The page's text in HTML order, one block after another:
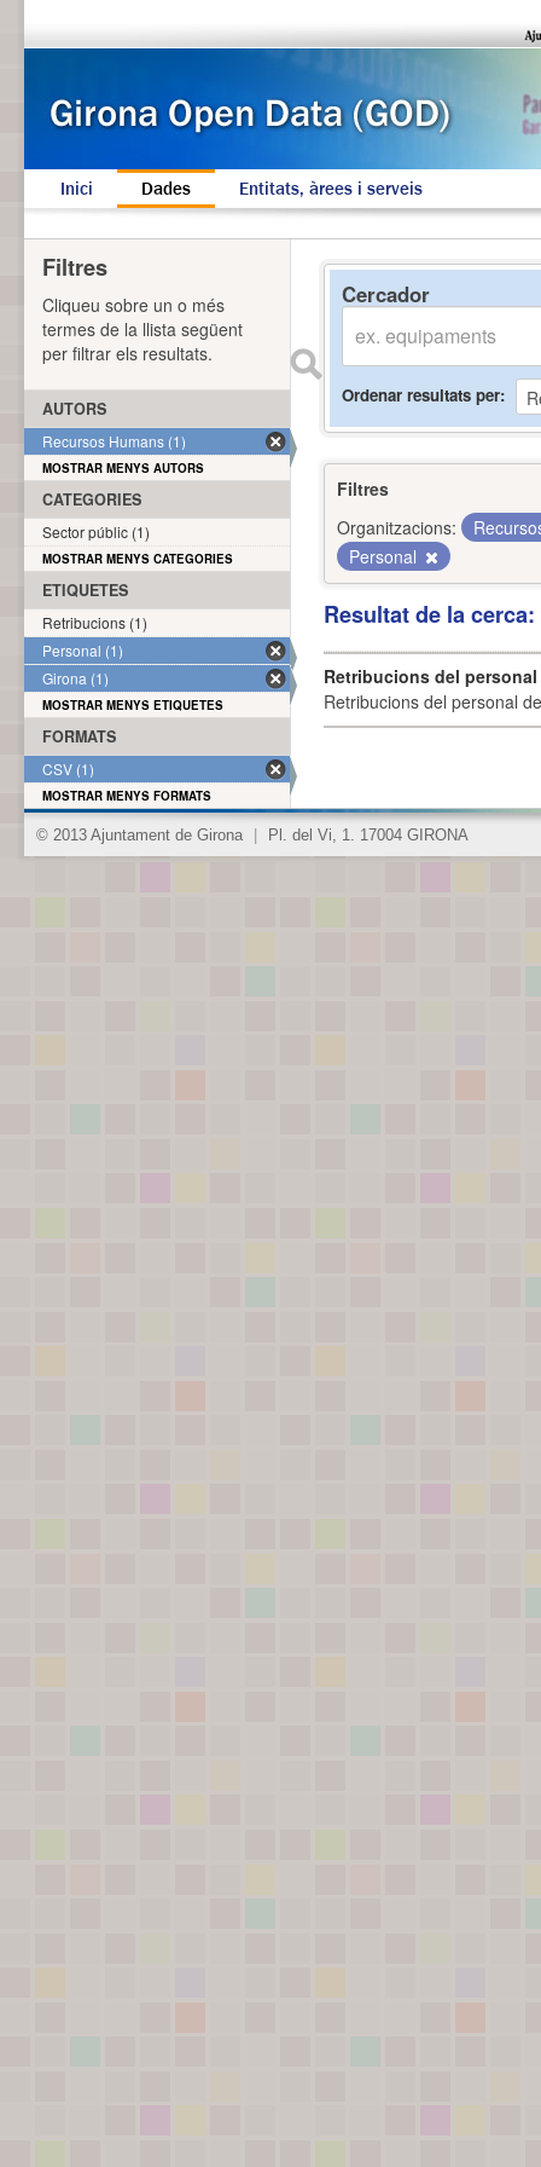
Inici Dades Entitats, àrees i serveis
Cercador
Ordenar resultats per
Filtres
Organitzacions:
Personal
Resultat de la
Retribucions del
Retribucions del personal
Filtres
Cliqueu sobre un o més
termes de la llista següent
per filtrar els resultats.
AUTORS
Recursos Humans (1)
MOSTRAR MENYS AUTORS
CATEGORIES
Sector públic (1)
MOSTRAR MENYS CATEGORIES
ETIQUETES
Retribucions (1)
Personal (1)
Girona (1)
MOSTRAR MENYS ETIQUETES
FORMATS
CSV (1)
MOSTRAR MENYS FORMATS
© 2013 Ajuntament de Girona Pl. del Vi, 1. 17004 GIRONA